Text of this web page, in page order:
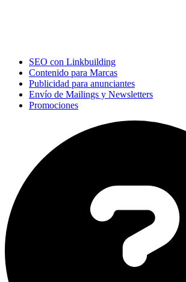
SEO con Linkbuilding
Contenido para Marcas
Publicidad para anunciantes
Envío de Mailings y Newsletters
Promociones